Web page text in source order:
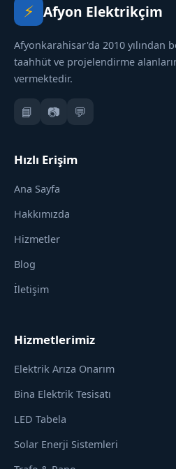
⚡ Afyon Elektrikçim
Afyonkarahisar'da 2010 yılından
taahhüt ve projelendirme
vermektedir.
📘 📷 💬
Hızlı Erişim
Ana Sayfa
Hakkımızda
Hizmetler
Blog
İletişim
Hizmetlerimiz
Elektrik Arıza Onarım
Bina Elektrik Tesisatı
LED Tabela
Solar Enerji Sistemleri